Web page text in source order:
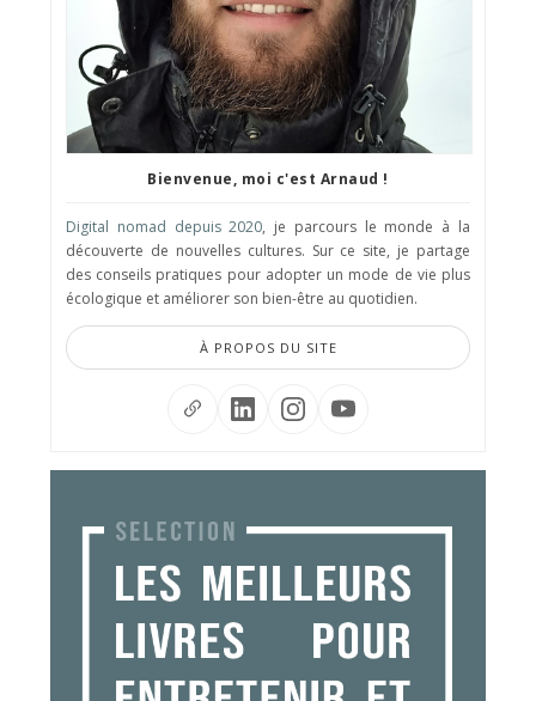
Bienvenue, moi c'est Arnaud !
Digital nomad depuis 2020, je parcours le monde à la
découverte de nouvelles cultures. Sur ce site, je partage
des conseils pratiques pour adopter un mode de vie plus
écologique et améliorer son bien-être au quotidien.
À PROPOS DU SITE